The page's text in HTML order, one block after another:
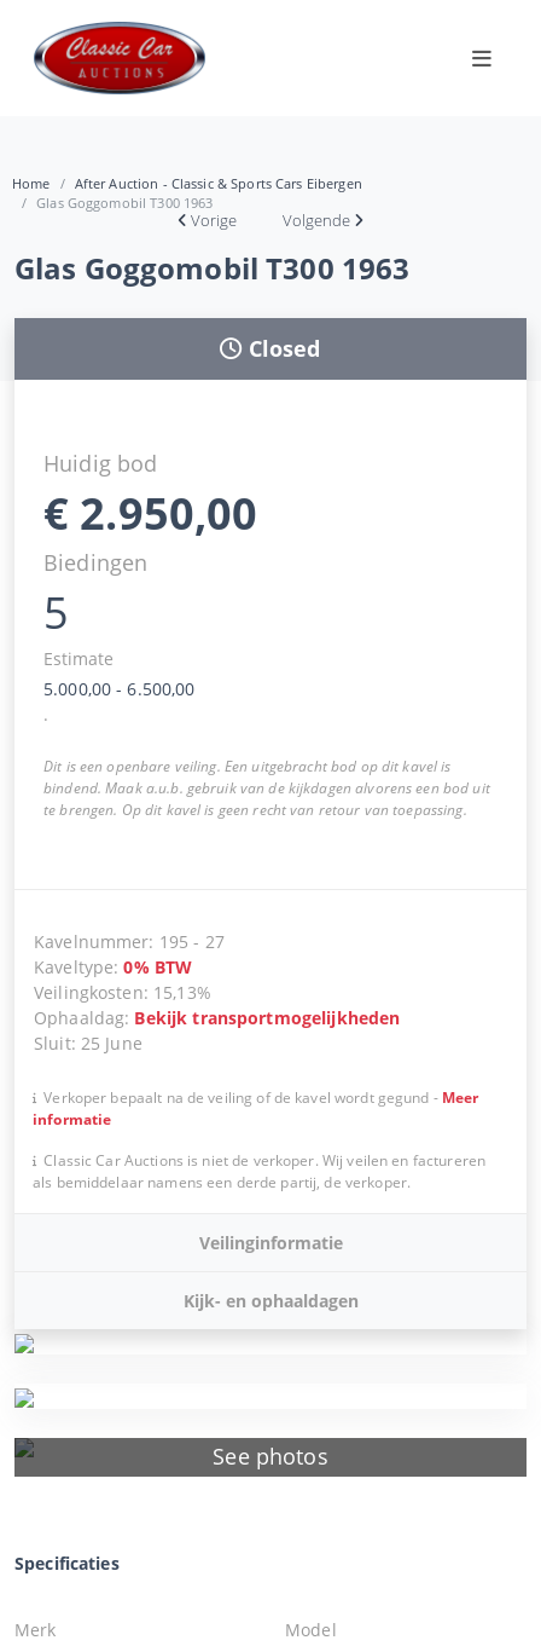
Home
After Auction - Classic & Sports Cars Eibergen
Glas Goggomobil T300 1963
Vorige Volgende
Glas Goggomobil T300 1963
See photos
Closed
Huidig bod
€ 2.950,00
Biedingen
5
Estimate
5.000,00 -6.500,00
.
Dit is een openbare veiling. Een uitgebracht bod op dit kavel is
bindend. Maak a.u.b. gebruik van de kijkdagen alvorens een bod uit
te brengen. Op dit kavel is geen recht van retour van toepassing.
Kavelnummer: 195 - 27
Kaveltype:0% BTW
Veilingkosten: 15,13%
Ophaaldag: Bekijk transportmogelijkheden
Sluit: 25 June
Verkoper bepaalt na de veiling of de kavel wordt gegund - Meer
informatie
Classic Car Auctions is niet de verkoper. Wij veilen en factureren
als bemiddelaar namens een derde partij, de verkoper.
Veilinginformatie
Kijk- en ophaaldagen
Specificaties
Merk
Model